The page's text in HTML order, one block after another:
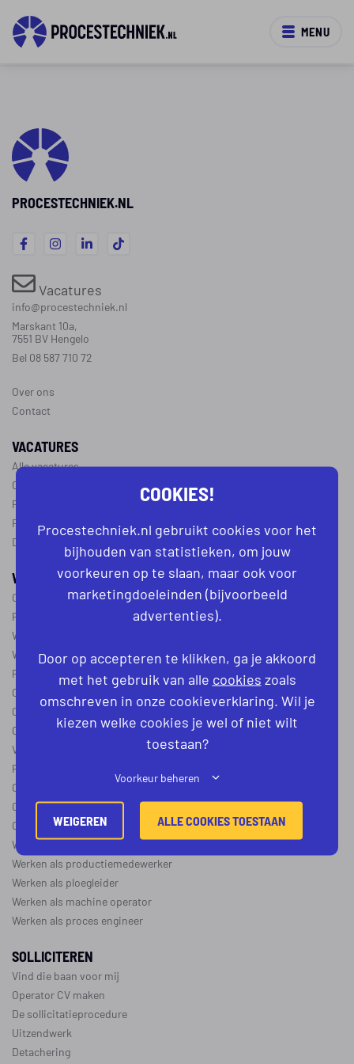
MENU
PROCESTECHNIEK.NL
Vacatures
info@procestechniek.nl
Marskant 10a,
7551 BV Hengelo
Bel 08 587 710 72
Over ons
Contact
VACATURES
Alle vacatures
Operator vacatures
Productiemedewerker vacatures
Ploegleider vacatures
Dagdienst vacatures
WERKEN IN DE PROCESTECHNIEK
Over de procestechniek
Ploegendienst
Wat is een procesoperator
Werken als procesoperator
Procesoperator in de
chemie, voedingsindustrie, farmacie
Operator A
Operator B
Operator C
Verschil operator A, B en C
Procesoperator salaris
Operator opleidingen
–vapro
Over de maakindustrie
Over de procesindustrie
Werken als monteur
Werken als productiemedewerker
Werken als ploegleider
Werken als machine operator
Werken als proces engineer
SOLLICITEREN
Vind die baan voor mij
Operator CV maken
De sollicitatieprocedure
Uitzendwerk
Detachering
COOKIES!
Procestechniek.nl gebruikt cookies voor het
bijhouden van statistieken, om jouw
voorkeuren op te slaan, maar ook voor
marketingdoeleinden (bijvoorbeeld
advertenties).
Door op accepteren te klikken, ga je akkoord
met het gebruik van alle cookies zoals
omschreven in onze cookieverklaring. Wil je
kiezen welke cookies je wel of niet wilt
toestaan?
Voorkeur beheren
WEIGEREN ALLE COOKIES TOESTAAN